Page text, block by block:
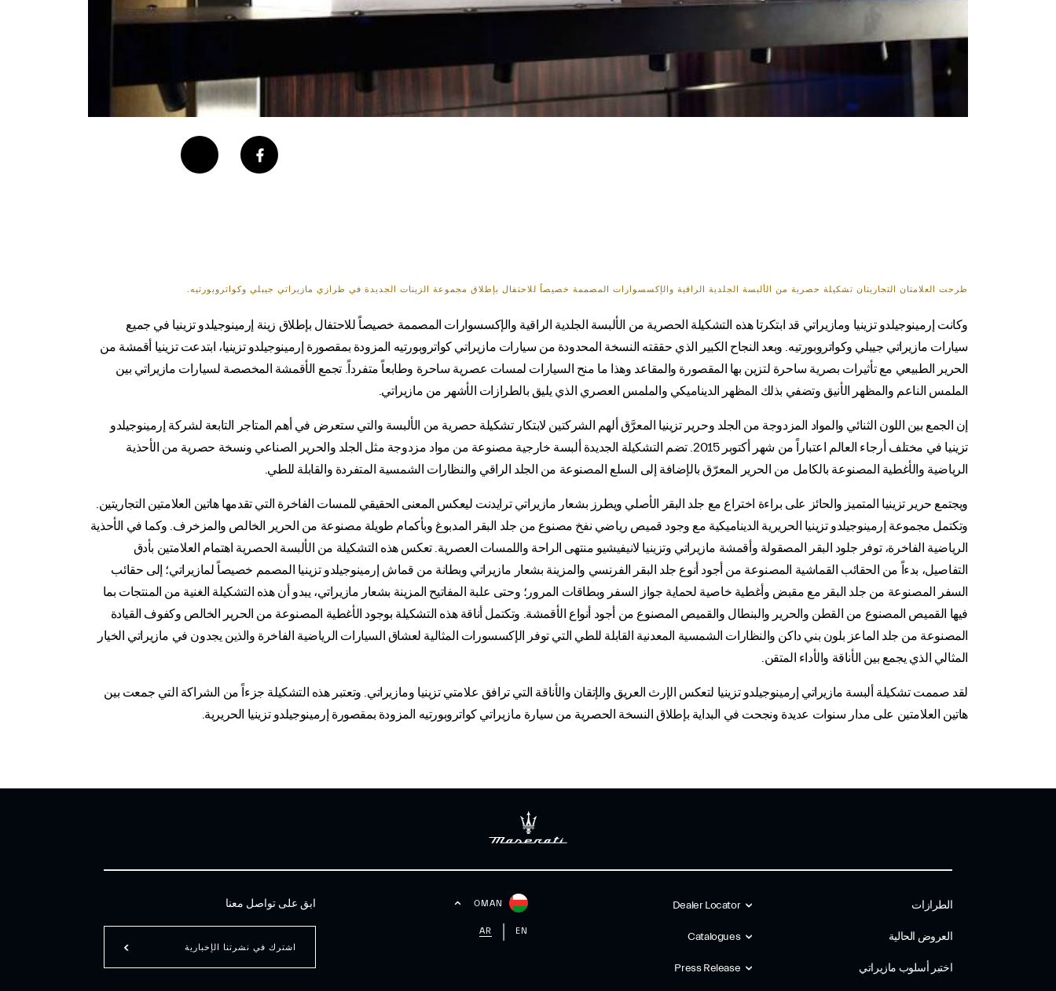
طرحت العلامتان التجاريتان تشكيلة حصرية من الألبسة الجلدية الراقية والإكسسوارات المصممة خصيصاً للاحتفال بإطلاق مجموعة الزينات الجديدة في طرازي مازيراتي جيبلي وكواتروبورتيه.
وكانت إرمينوجيلدو تزينيا ومازيراتي قد ابتكرتا هذه التشكيلة الحصرية من الألبسة الجلدية الراقية والإكسسوارات المصممة خصيصاً للاحتفال بإطلاق زينة إرمينوجيلدو تزينيا في جميع
سيارات مازيراتي جيبلي وكواتروبورتيه. وبعد النجاح الكبير الذي حققته النسخة المحدودة من سيارات مازيراتي كواتروبورتيه المزودة بمقصورة إرمينوجيلدو تزينيا، ابتدعت تزينيا أقمشة من
الحرير الطبيعي مع تأثيرات بصرية ساحرة لتزين بها المقصورة والمقاعد وهذا ما منح السيارات لمسات عصرية ساحرة وطابعاً متفرداً. تجمع الأقمشة المخصصة لسيارات مازيراتي بين
الملمس الناعم والمظهر الأنيق وتضفي بذلك المظهر الديناميكي والملمس العصري الذي يليق بالطرازات الأشهر من مازيراتي.
إن الجمع بين اللون الثنائي والمواد المزدوجة من الجلد وحرير تزينيا المعرَّق ألهم الشركتين لابتكار تشكيلة حصرية من الألبسة والتي ستعرض في أهم المتاجر التابعة لشركة إرمينوجيلدو
تزينيا في مختلف أرجاء العالم اعتباراً من شهر أكتوبر 2015. تضم التشكيلة الجديدة ألبسة خارجية مصنوعة من مواد مزدوجة مثل الجلد والحرير الصناعي ونسخة حصرية من الأحذية
الرياضية والأغطية المصنوعة بالكامل من الحرير المعرّق بالإضافة إلى السلع المصنوعة من الجلد الراقي والنظارات الشمسية المتفردة والقابلة للطي.
ويجتمع حرير تزينيا المتميز والحائز على براءة اختراع مع جلد البقر الأصلي ويطرز بشعار مازيراتي ترايدنت ليعكس المعنى الحقيقي للمسات الفاخرة التي تقدمها هاتين العلامتين التجاريتين.
وتكتمل مجموعة إرمينوجيلدو تزينيا الحريرية الديناميكية مع وجود قميص رياضي نفخ مصنوع من جلد البقر المدبوغ وبأكمام طويلة مصنوعة من الحرير الخالص والمزخرف. وكما في الأحذية
الرياضية الفاخرة، توفر جلود البقر المصقولة وأقمشة مازيراتي وتزينيا لانيفيشيو منتهى الراحة واللمسات العصرية. تعكس هذه التشكيلة من الألبسة الحصرية اهتمام العلامتين بأدق
التفاصيل، بدءاً من الحقائب القماشية المصنوعة من أجود أنوع جلد البقر الفرنسي والمزينة بشعار مازيراتي وبطانة من قماش إرمينوجيلدو تزينيا المصمم خصيصاً لمازيراتي؛ إلى حقائب
السفر المصنوعة من جلد البقر مع مقبض وأغطية خاصية لحماية جواز السفر وبطاقات المرور؛ وحتى علبة المفاتيح المزينة بشعار مازيراتي، يبدو أن هذه التشكيلة الغنية من المنتجات بما
فيها القميص المصنوع من القطن والحرير والبنطال والقميص المصنوع من أجود أنواع الأقمشة. وتكتمل أناقة هذه التشكيلة بوجود الأغطية المصنوعة من الحرير الخالص وكفوف القيادة
المصنوعة من جلد الماعز بلون بني داكن والنظارات الشمسية المعدنية القابلة للطي التي توفر الإكسسورات المثالية لعشاق السيارات الرياضية الفاخرة والذين يجدون في مازيراتي الخيار
المثالي الذي يجمع بين الأناقة والأداء المتقن.
لقد صممت تشكيلة ألبسة مازيراتي إرمينوجيلدو تزينيا لتعكس الإرث العريق والإتقان والأناقة التي ترافق علامتي تزينيا ومازيراتي. وتعتبر هذه التشكيلة جزءاً من الشراكة التي جمعت بين
هاتين العلامتين على مدار سنوات عديدة ونجحت في البداية بإطلاق النسخة الحصرية من سيارة مازيراتي كواتروبورتيه المزودة بمقصورة إرمينوجيلدو تزينيا الحريرية.
الطرازات
العروض الحالية
اختبر أسلوب مازیراتي
Dealer Locator
Catalogues
Press Release
OMAN
EN
AR
ابق على تواصل معنا
اشترك في نشرتنا الإخبارية